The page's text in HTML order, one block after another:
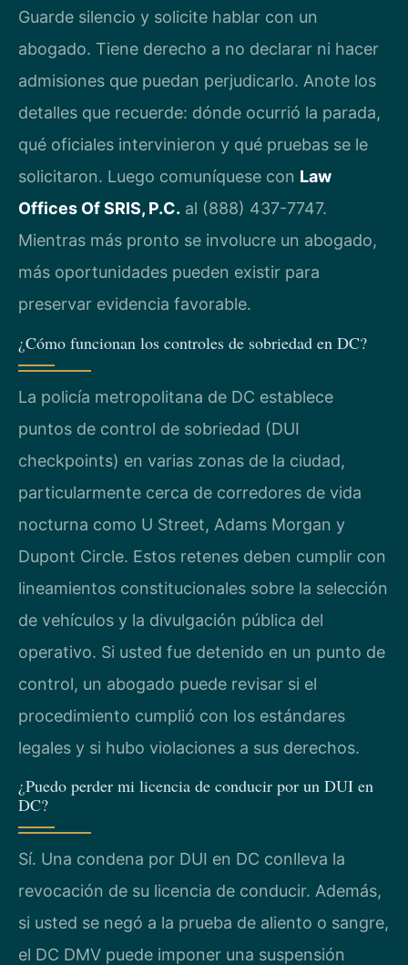
Guarde silencio y solicite hablar con un
abogado. Tiene derecho a no declarar ni hacer
admisiones que puedan perjudicarlo. Anote los
detalles que recuerde: dónde ocurrió la parada,
qué oficiales intervinieron y qué pruebas se le
solicitaron. Luego comuníquese con Law
Offices Of SRIS, P.C. al (888) 437-7747.
Mientras más pronto se involucre un abogado,
más oportunidades pueden existir para
preservar evidencia favorable.
¿Cómo funcionan los controles de sobriedad en DC?
La policía metropolitana de DC establece
puntos de control de sobriedad (DUI
checkpoints) en varias zonas de la ciudad,
particularmente cerca de corredores de vida
nocturna como U Street, Adams Morgan y
Dupont Circle. Estos retenes deben cumplir con
lineamientos constitucionales sobre la selección
de vehículos y la divulgación pública del
operativo. Si usted fue detenido en un punto de
control, un abogado puede revisar si el
procedimiento cumplió con los estándares
legales y si hubo violaciones a sus derechos.
¿Puedo perder mi licencia de conducir por un DUI en
DC?
Sí. Una condena por DUI en DC conlleva la
revocación de su licencia de conducir. Además,
si usted se negó a la prueba de aliento o sangre,
el DC DMV puede imponer una suspensión